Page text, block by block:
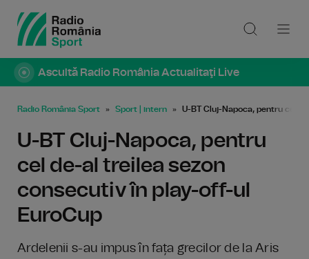
Ascultă Radio România Actualitaţi Live
Radio România Sport Sport | intern U-BT Cluj-Napoca, pentru cel
U-BT Cluj-Napoca, pentru
cel de-al treilea sezon
consecutiv în play-off-ul
EuroCup
Ardelenii s-au impus în fața grecilor de la Aris